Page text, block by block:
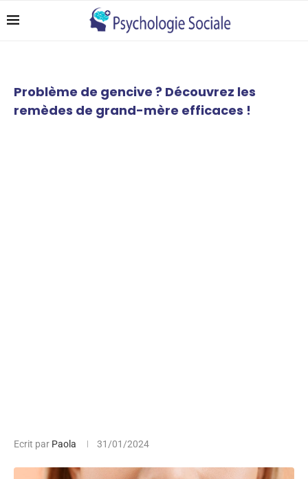
Problème de gencive ? Découvrez les
remèdes de grand-mère efficaces !
Ecrit par Paola 31/01/2024